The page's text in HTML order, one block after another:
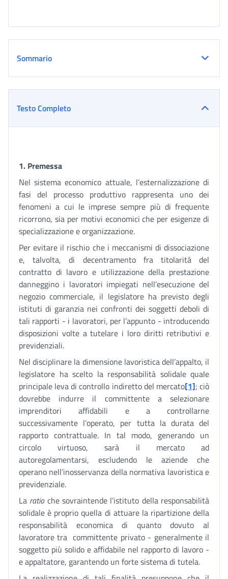
Sommario
Testo Completo
1. Premessa
Nel sistema economico attuale, l’esternalizzazione di
fasi del processo produttivo rappresenta uno dei
fenomeni a cui le imprese sempre più di frequente
ricorrono, sia per motivi economici che per esigenze di
specializzazione e organizzazione.
Per evitare il rischio che i meccanismi di dissociazione
e, talvolta, di decentramento fra titolarità del
contratto di lavoro e utilizzazione della prestazione
danneggino i lavoratori impiegati nell’esecuzione del
negozio commerciale, il legislatore ha previsto degli
istituti di garanzia nei confronti dei soggetti deboli di
tali rapporti - i lavoratori, per l’appunto - introducendo
disposizioni volte a tutelare i loro diritti retributivi e
previdenziali.
Nel disciplinare la dimensione lavoristica dell’appalto, il
legislatore ha scelto la responsabilità solidale quale
principale leva di controllo indiretto del mercato[1]; ciò
dovrebbe indurre il committente a selezionare
imprenditori affidabili e a controllarne
successivamente l’operato, per tutta la durata del
rapporto contrattuale. In tal modo, generando un
circolo virtuoso, sarà il mercato ad
autoregolamentarsi, escludendo le aziende che
operano nell’inosservanza della normativa lavoristica e
previdenziale.
La ratioche sovraintende l’istituto della responsabilità
solidale è proprio quella di attuare la ripartizione della
responsabilità economica di quanto dovuto al
lavoratore tra committente privato - generalmente il
soggetto più solido e affidabile nel rapporto di lavoro -
e appaltatore, garantendo un forte sistema di tutela.